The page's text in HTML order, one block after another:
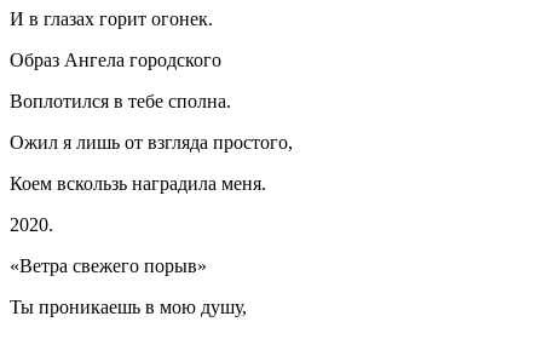
И в глазах горит огонек.
Образ Ангела городского
Воплотился в тебе сполна.
Ожил я лишь от взгляда простого,
Коем вскользь наградила меня.
2020.
«Ветра свежего порыв»
Ты проникаешь в мою душу,